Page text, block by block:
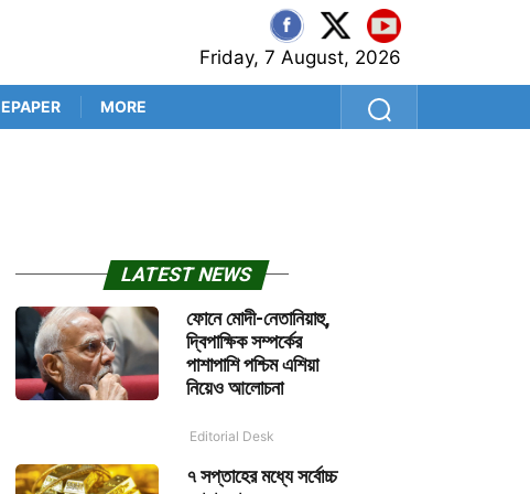
Friday, 7 August, 2026
EPAPER MORE
LATEST NEWS
ফোনে মোদী-নেতানিয়াহু,
দ্বিপাক্ষিক সম্পর্কের
পাশাপাশি পশ্চিম এশিয়া
নিয়েও আলোচনা
Editorial Desk
৭ সপ্তাহের মধ্যে সর্বোচ্চ